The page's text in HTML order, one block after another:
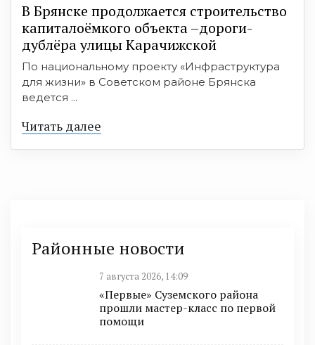
В Брянске продолжается строительство
капиталоёмкого объекта –дороги-
дублёра улицы Карачижской
По национальному проекту «Инфраструктура
для жизни» в Советском районе Брянска
ведется ...
Читать далее
Районные новости
7 августа 2026, 14:09
«Первые» Суземского района
прошли мастер-класс по первой
помощи